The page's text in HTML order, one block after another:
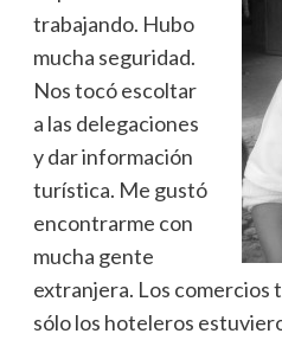
trabajando. Hubo
mucha seguridad.
Nos tocó escoltar
a las delegaciones
y dar información
turística. Me gustó
encontrarme con
mucha gente
extranjera. Los comercios
sólo los hoteleros